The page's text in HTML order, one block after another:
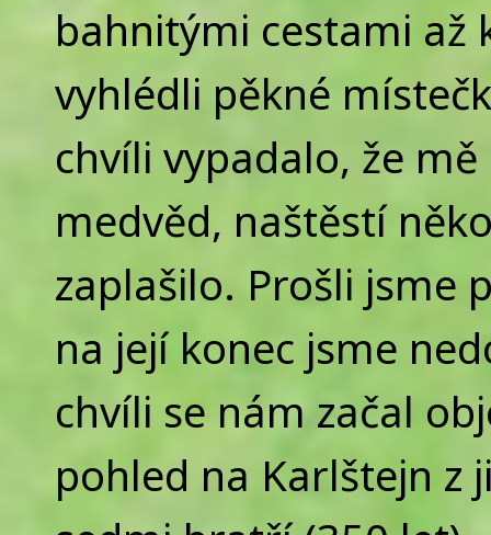
bahnitými cestami až
vyhlédli pěkné
chvíli vypadalo, že
medvěd, naštěstí
zaplašilo. Prošli jsme
na její konec jsme
chvíli se nám začal
pohled na Karlštejn z